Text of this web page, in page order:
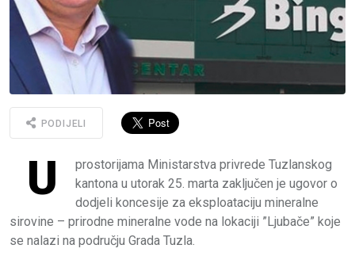
PODIJELI
U
prostorijama Ministarstva privrede Tuzlanskog
kantona u utorak 25. marta zaključen je ugovor o
dodjeli koncesije za eksploataciju mineralne
sirovine – prirodne mineralne vode na lokaciji ”Ljubače” koje
se nalazi na području Grada Tuzla.